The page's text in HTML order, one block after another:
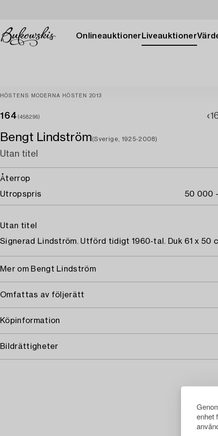
enhet
Onlineauktioner Liveauktioner
HÖSTENS MODERNA HÖSTEN 2013
164 (458296)
Bengt Lindström(Sverige, 1925-2008)
Utan titel
Återrop
Utropspris
50 000
Utan titel
Signerad Lindström. Utförd tidigt 1960-tal. Duk 61 x 50
Mer om Bengt Lindström
Omfattas av följerätt
Köpinformation
Bildrättigheter